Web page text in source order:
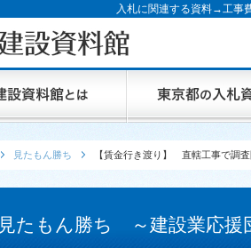
入札に関連する資料→工事
見たもん勝ち 【賃金行き渡り】 直轄工事で調
見たもん勝ち ～建設業応援